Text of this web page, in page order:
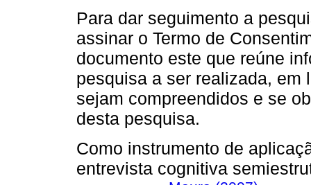
Para dar seguimento a
assinar o Termo de
documento este que reúne
pesquisa a ser realizada, em
sejam compreendidos e se
desta pesquisa.
Como instrumento de
entrevista cognitiva